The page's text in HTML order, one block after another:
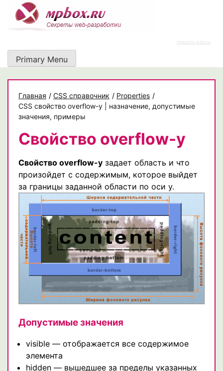
content
https://rz-work.ru
Primary Menu
Главная / CSS справочник / Properties /
CSS свойство overflow-y | назначение, допустимые
значения, примеры
Свойство overflow-y
Свойство overflow-y задает область и что
произойдет с содержимым, которое выйдет
за границы заданной области по оси y.
Допустимые значения
visible — отображается все содержимое
элемента
hidden — вышедшее за пределы указанных